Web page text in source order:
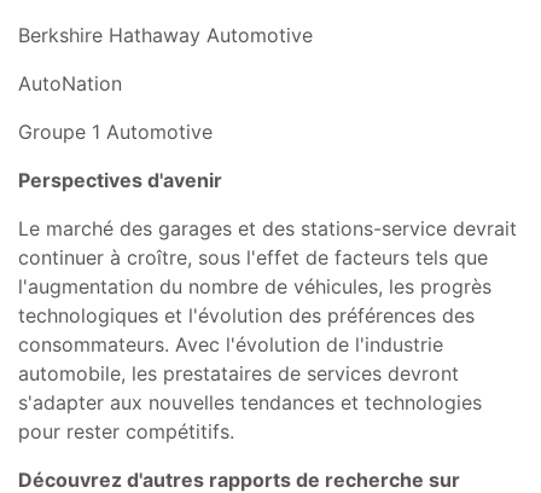
Berkshire Hathaway Automotive
AutoNation
Groupe 1 Automotive
Perspectives d'avenir
Le marché des garages et des stations-service devrait
continuer à croître, sous l'effet de facteurs tels que
l'augmentation du nombre de véhicules, les progrès
technologiques et l'évolution des préférences des
consommateurs. Avec l'évolution de l'industrie
automobile, les prestataires de services devront
s'adapter aux nouvelles tendances et technologies
pour rester compétitifs.
Découvrez d'autres rapports de recherche sur